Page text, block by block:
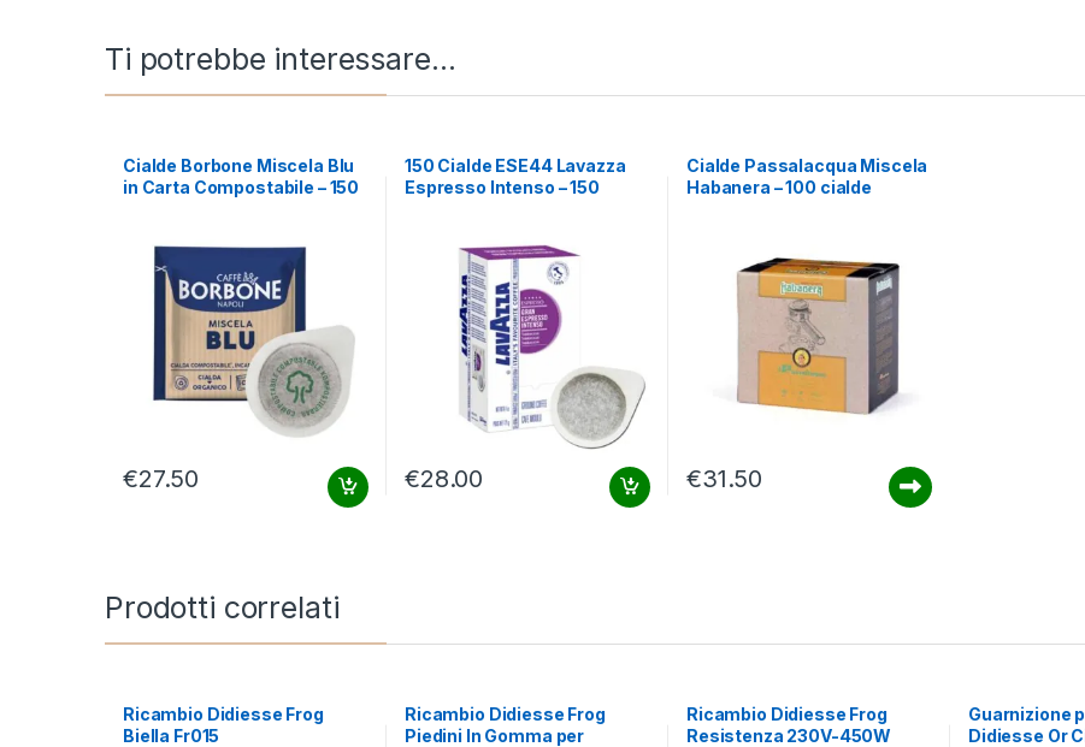
Ti potrebbe interessare…
Cialde Borbone Miscela Blu
in Carta Compostabile – 150
€27.50
150 Cialde ESE44 Lavazza
Espresso Intenso – 150
€28.00
Cialde Passalacqua Miscela
Habanera – 100 cialde
€31.50
Prodotti correlati
Ricambio Didiesse Frog
Biella Fr015
Ricambio Didiesse Frog
Piedini In Gomma per
Ricambio Didiesse Frog
Resistenza 230V-450W
Guarnizione
Didiesse Or